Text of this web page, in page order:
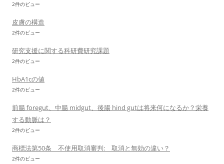
2件のビュー
皮膚の構造
2件のビュー
研究支援に関する科研費研究課題
2件のビュー
HbA1cの値
2件のビュー
前腸 foregut、中腸 midgut、後腸 hind gutは将来何になるか？栄養
する動脈は？
2件のビュー
商標法第50条 不使用取消審判: 取消と無効の違い？
2件のビュー